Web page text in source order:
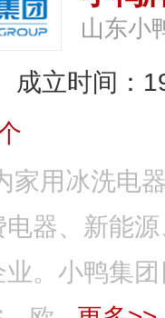
山东小
成立时间：
家用冰洗电
器、新能
。小鸭集